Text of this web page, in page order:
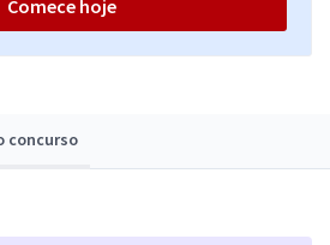
concurso
Comece hoje